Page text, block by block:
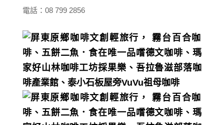
電話：08 799 2856